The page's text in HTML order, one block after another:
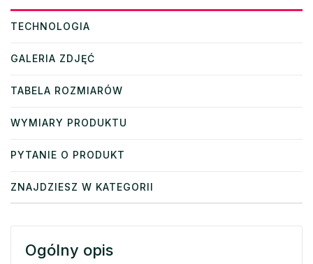
TECHNOLOGIA
GALERIA ZDJĘĆ
TABELA ROZMIARÓW
WYMIARY PRODUKTU
PYTANIE O PRODUKT
ZNAJDZIESZ W KATEGORII
Ogólny opis